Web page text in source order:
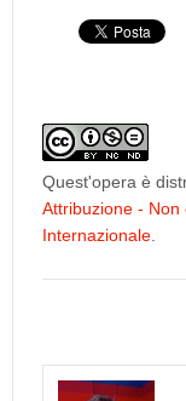
Quest'opera è
Attribuzione -
Internazionale.